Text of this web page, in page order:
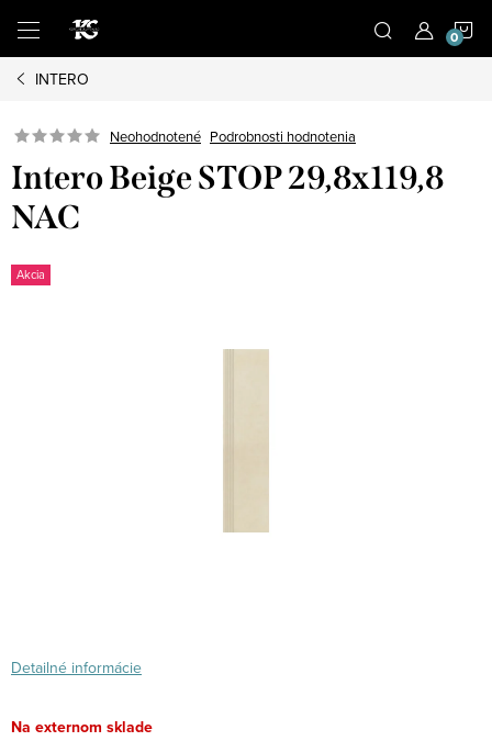
obsah
INTERO
Neohodnotené Podrobnosti hodnotenia
Intero Beige STOP 29,8x119,8
NAC
Akcia
Detailné informácie
Na externom sklade